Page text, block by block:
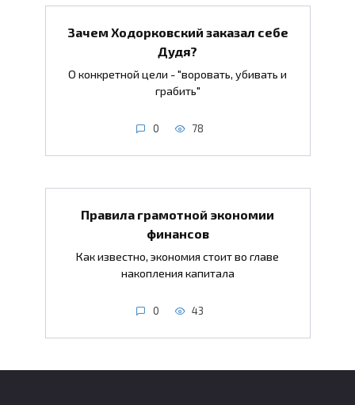
Зачем Ходорковский заказал себе
Дудя?
О конкретной цели - "воровать, убивать и
грабить"
0 78
Правила грамотной экономии
финансов
Как известно, экономия стоит во главе
накопления капитала
0 43